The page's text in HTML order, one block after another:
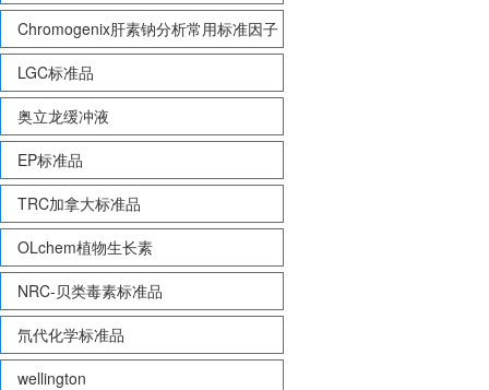
Chromogenix肝素钠分析常用标准因子
LGC标准品
奥立龙缓冲液
EP标准品
TRC加拿大标准品
OLchem植物生长素
NRC-贝类毒素标准品
氘代化学标准品
wellington